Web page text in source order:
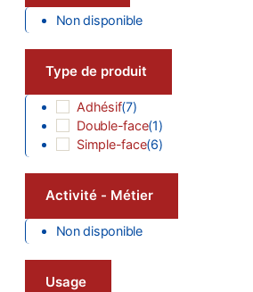
Non disponible
Type de produit
Adhésif(7)
Double-face(1)
Simple-face(6)
Activité - Métier
Non disponible
Usage